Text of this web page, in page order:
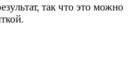
так что это можно